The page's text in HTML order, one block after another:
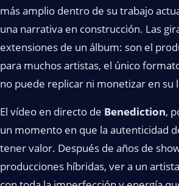
más amplio dentro de su trabajo
una narrativa en construcción. Las
extensiones de un álbum: son el
para muchos artistas, el único
no puede replicar ni monetizar en su
El vídeo en directo de Benediction,
un momento en que la autenticidad
tener valor. Después de años de
producciones híbridas, ver a un